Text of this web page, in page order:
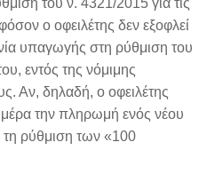
του ν. 4321/2015 για τις
ο οφειλέτης δεν εξοφλεί
υπαγωγής στη ρύθμιση του
εντός της νόμιμης
Αν, δηλαδή, ο οφειλέτης
μέρα την πληρωμή ενός νέου
τη ρύθμιση των «100